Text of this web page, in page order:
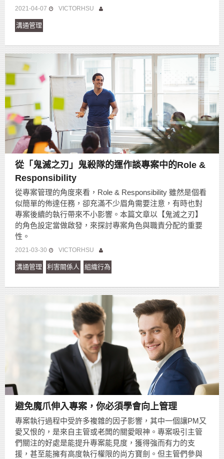
2021-04-07 VICTORHSU
溝通管理
從「鬼滅之刃」鬼殺隊的運作談專案中的Role &
Responsibility
從專案管理的角度來看，Role & Responsibility 雖然是個看
似簡單的佈達任務，卻充滿不少眉角需要注意，有時也對
專案後續的執行帶來不小影響。本篇文章以【鬼滅之刃】
的角色設定當做啟發，來探討專案角色與職責分配的重要
性。
2021-03-30 VICTORHSU
溝通管理 利害關係人 組織行為
避免魔爪伸入專案，你必須學會向上管理
專案執行過程中受許多複雜的因子影響，其中一個讓PM又
愛又恨的，是來自主管或老闆的關愛眼神。專案吸引主管
們關注的好處是能提升專案能見度，獲得強而有力的支
援，甚至能擁有高度執行權限的尚方寶劍。但主管們參與